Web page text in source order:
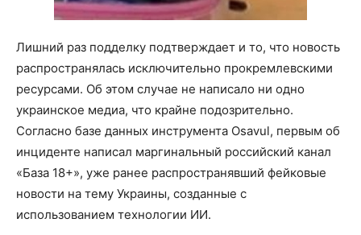
Лишний раз подделку подтверждает и то, что новость
распространялась исключительно прокремлевскими
ресурсами. Об этом случае не написало ни одно
украинское медиа, что крайне подозрительно.
Согласно базе данных инструмента Osavul, первым об
инциденте написал маргинальный российский канал
«База 18+», уже ранее распространявший фейковые
новости на тему Украины, созданные с
использованием технологии ИИ.